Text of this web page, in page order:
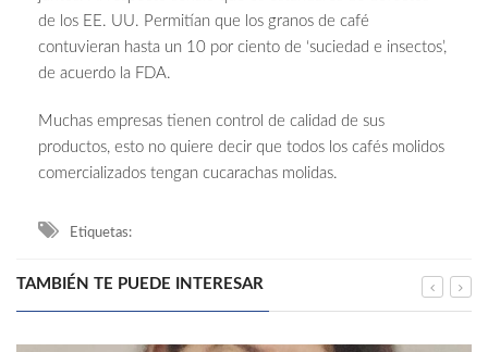
de los EE. UU. Permitían que los granos de café
contuvieran hasta un 10 por ciento de ‘suciedad e insectos’,
de acuerdo la FDA.
Muchas empresas tienen control de calidad de sus
productos, esto no quiere decir que todos los cafés molidos
comercializados tengan cucarachas molidas.
Etiquetas:
TAMBIÉN TE PUEDE INTERESAR